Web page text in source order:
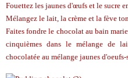
Fouettez les jaunes d'œufs et le sucre
Mélangez le lait, la crème et la fève
Faites fondre le chocolat au bain
cinquièmes dans le mélange de
chocolatée au mélange jaunes d'oeufs-